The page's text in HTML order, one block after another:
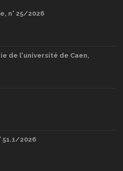
n° 25/2026
de l'université de Caen,
51.1/2026